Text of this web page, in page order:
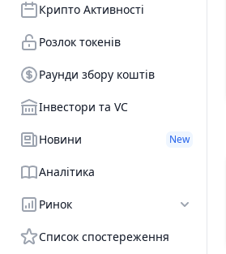
Крипто Активності
Розлок токенів
Раунди збору коштів
Інвестори та VC
Новини New
Аналітика
Ринок
Список спостереження